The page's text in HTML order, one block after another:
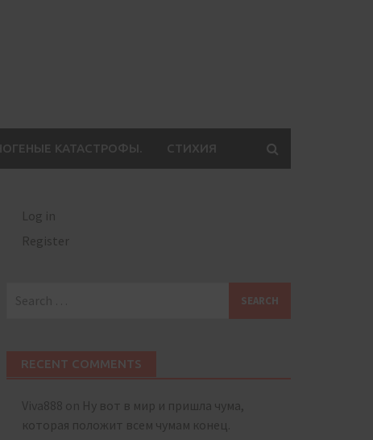
КАТАСТРОФЫ. СТИХИЯ
Log in
Register
RECENT COMMENTS
Viva888 on Ну вот в мир и пришла чума,
которая положит всем чумам конец.